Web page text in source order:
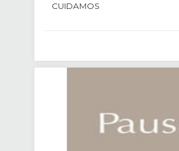
CUIDAMOS